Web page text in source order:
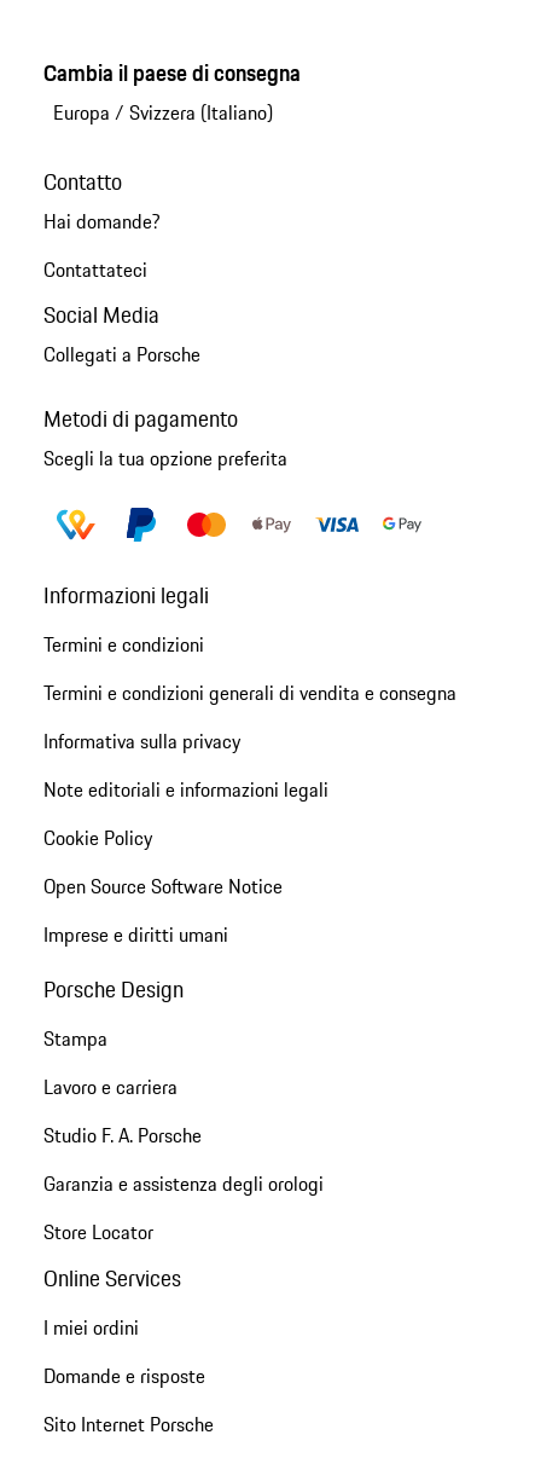
Cambia il paese di consegna
Europa / Svizzera (Italiano)
Contatto
Hai domande?
Contattateci
Social Media
Collegati a Porsche
Metodi di pagamento
Scegli la tua opzione preferita
Informazioni legali
Termini e condizioni
Termini e condizioni generali di vendita e consegna
Informativa sulla privacy
Note editoriali e informazioni legali
Cookie Policy
Open Source Software Notice
Imprese e diritti umani
Porsche Design
Stampa
Lavoro e carriera
Studio F. A. Porsche
Garanzia e assistenza degli orologi
Store Locator
Online Services
I miei ordini
Domande e risposte
Sito Internet Porsche